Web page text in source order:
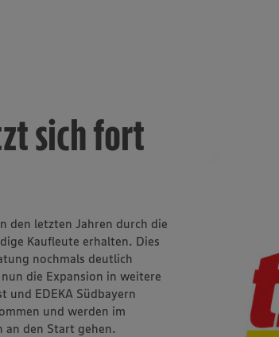
sich fort
den letzten Jahren durch die
Kaufleute erhalten. Dies
nochmals deutlich
die Expansion in weitere
und EDEKA Südbayern
und werden im
den Start gehen.